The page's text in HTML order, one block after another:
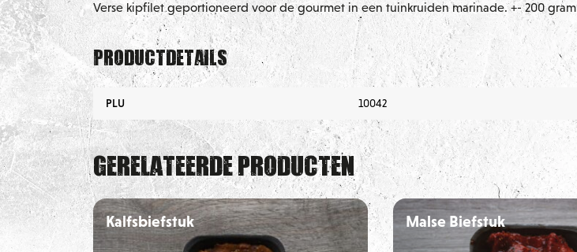
Verse kipfilet geportioneerd voor de gourmet in een tuinkruiden marinade. +- 200 gram
Productdetails
PLU 10042
Gerelateerde producten
Kalfsbiefstuk Malse Biefstuk